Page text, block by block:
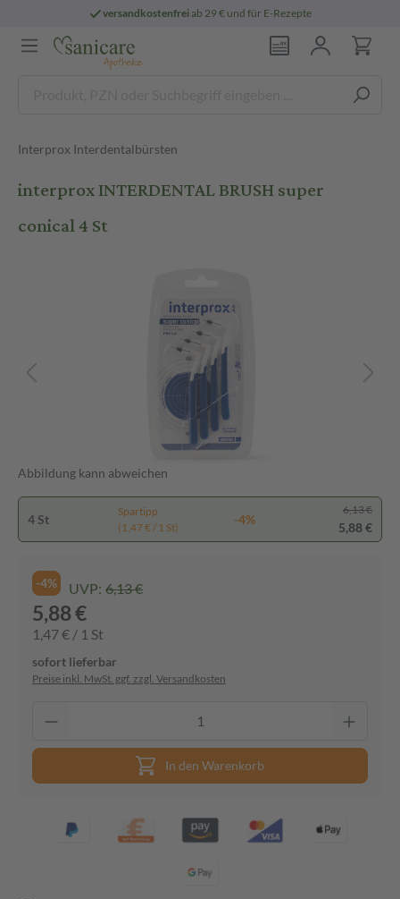
versandkostenfreiab 29 € und für E-Rezepte
Interprox Interdentalbürsten
interprox INTERDENTAL BRUSH super
conical 4 St
Abbildung kann abweichen
4 St
Spartipp
(1,47 € / 1 St)
-4%
6,13 €
5,88 €
-4% UVP: 6,13 €
5,88 €
1,47 € / 1 St
sofort lieferbar
Preise inkl. MwSt. ggf. zzgl. Versandkosten
In den Warenkorb